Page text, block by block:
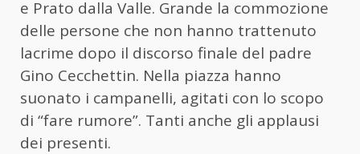
e Prato dalla Valle. Grande la commozione
delle persone che non hanno trattenuto
lacrime dopo il discorso finale del padre
Gino Cecchettin. Nella piazza hanno
suonato i campanelli, agitati con lo scopo
di “fare rumore”. Tanti anche gli applausi
dei presenti.